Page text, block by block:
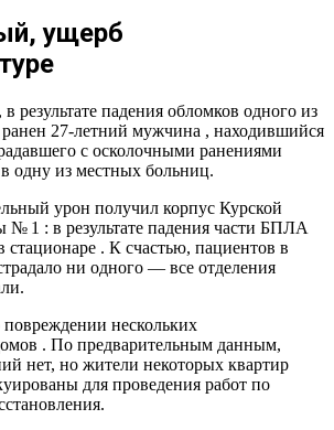
ущерб
результате падения обломков одного из
27-летний мужчина , находившийся
с осколочными ранениями
одну из местных больниц.
урон получил корпус Курской
№ 1 : в результате падения части БПЛА
. К счастью, пациентов в
ни одного — все отделения
нескольких
. По предварительным данным,
нет, но жители некоторых квартир
для проведения работ по